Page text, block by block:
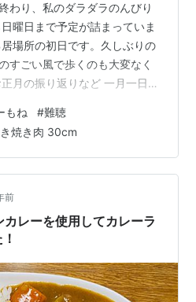
わり、私のダラダラのんびり
曜日まで予定が詰まっていま
場所の初日です。久しぶりの
すごい風で歩くのも大変なく
月の振り返りなど 一月一日の
すぐ寝ればいいよ、と言って
らここで寝るわ」と強い意
き焼きするからいいお肉買っ
ない、そして思いついた。
も明日の朝もないから」と言
がないね」と動いてく…
もね #難聴
焼き肉 30cm
前
レーを使用してカレーラ